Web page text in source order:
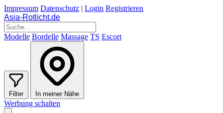
Impressum Datenschutz | Login Registrieren
Asia-Rotlicht.de
Modelle Bordelle Massage TS Escort
Filter In meiner Nähe
Werbung schalten